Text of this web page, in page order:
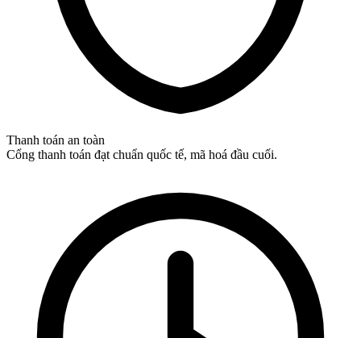
Thanh toán an toàn
Cổng thanh toán đạt chuẩn quốc tế, mã hoá đầu cuối.